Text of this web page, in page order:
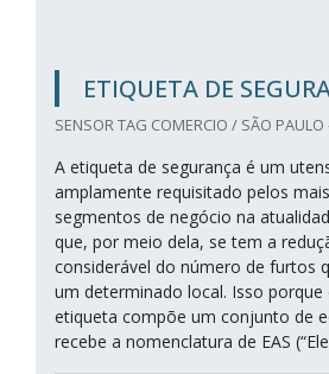
ETIQUETA DE
SENSOR TAG COMERCIO / SÃO PAULO
A etiqueta de segurança é um
amplamente requisitado pelos
segmentos de negócio na
que, por meio dela, se tem a
considerável do número de furtos
um determinado local. Isso porque
etiqueta compõe um conjunto de
recebe a nomenclatura de EAS